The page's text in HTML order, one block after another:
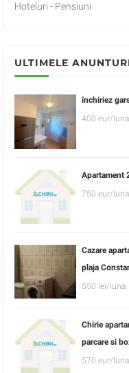
Hoteluri - Pensiuni
ULTIMELE
închiriez
400 eur/luna
Apartament
750 eur/luna
Cazare
plaja
550 lei/luna
Chirie
parcare si
570 eur/luna